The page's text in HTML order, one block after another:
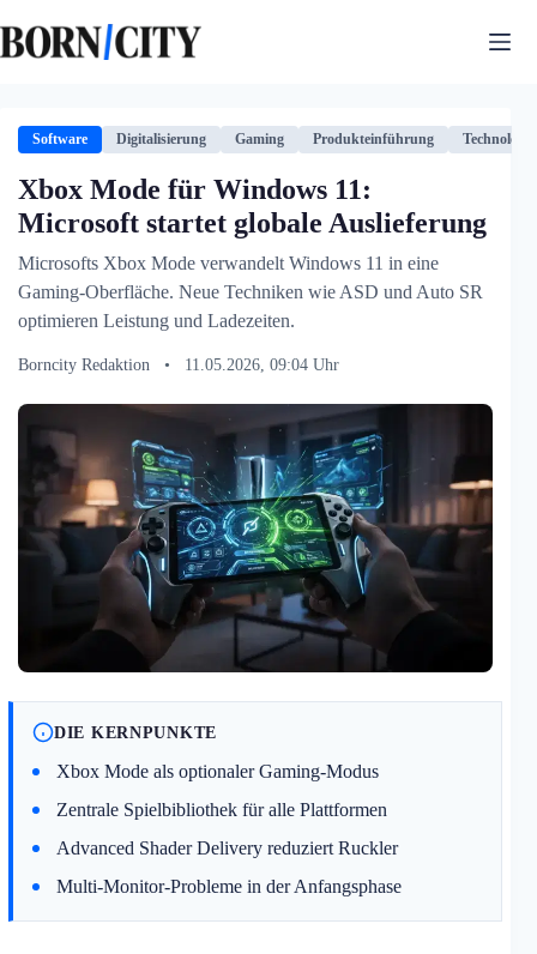
Inhalt
springen
Software Digitalisierung Gaming Produkteinführung Technologie
Xbox Mode für Windows 11:
Microsoft startet globale Auslieferung
Microsofts Xbox Mode verwandelt Windows 11 in eine
Gaming-Oberfläche. Neue Techniken wie ASD und Auto SR
optimieren Leistung und Ladezeiten.
Borncity Redaktion • 11.05.2026, 09:04 Uhr
DIE KERNPUNKTE
Xbox Mode als optionaler Gaming-Modus
Zentrale Spielbibliothek für alle Plattformen
Advanced Shader Delivery reduziert Ruckler
Multi-Monitor-Probleme in der Anfangsphase